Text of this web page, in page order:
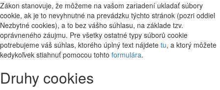
Zákon stanovuje, že môžeme na vašom zariadení ukladať súbory
cookie, ak je to nevyhnutné na prevádzku týchto stránok (pozri oddiel
Nezbytné cookies), a to bez vášho súhlasu, na základe tzv.
oprávneného záujmu. Pre všetky ostatné typy súborů cookie
potrebujeme váš súhlas, ktorého úplný text nájdete tu, a ktorý môžete
kedykoľvek stiahnuť pomocou tohto formulára.
Druhy cookies